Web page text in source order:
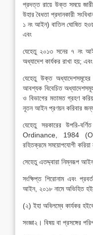
প্রদত্ত রায়ে উক্ত সময়ে
উহার বৈধতা প্রদানকারী
১ নং আইন) বাতিল ঘোষিত
এবং
যেহেতু ২০১৩ সনের ৭ নং
অধ্যাদেশ কার্যকর রাখা হয়; এবং
যেহেতু উক্ত অধ্যাদেশসমূহের
আবশ্যক বিবেচিত
ও বিভাগের মতামত গ্রহণ
নূতন আইন প্রণয়ন করিবার
যেহেতু সরকারের উপরি-
Ordinance, 1984
রহিতক্রমে সময়োপযোগী
সেহেতু এতদ্দ্বারা নিম্নরূপ
সংক্ষিপ্ত শিরোনাম এবং
আইন, ২০১৮ নামে অভিহিত
(২) ইহা অবিলম্বে কার্যকর
সংজ্ঞা২। বিষয় বা প্রসঙ্গের